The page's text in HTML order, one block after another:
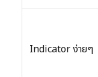
Indicator ง่ายๆ